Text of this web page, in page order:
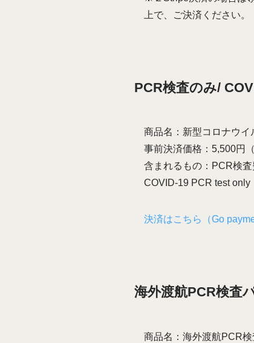
上で、ご決済ください。
PCR検査のみ/
商品名：新型コロナウ
事前決済価格：5,500円
含まれるもの：PCR検査
COVID-19 PCR test only
決済はこちら（Go
海外渡航PCR検査
商品名：海外渡航PCR